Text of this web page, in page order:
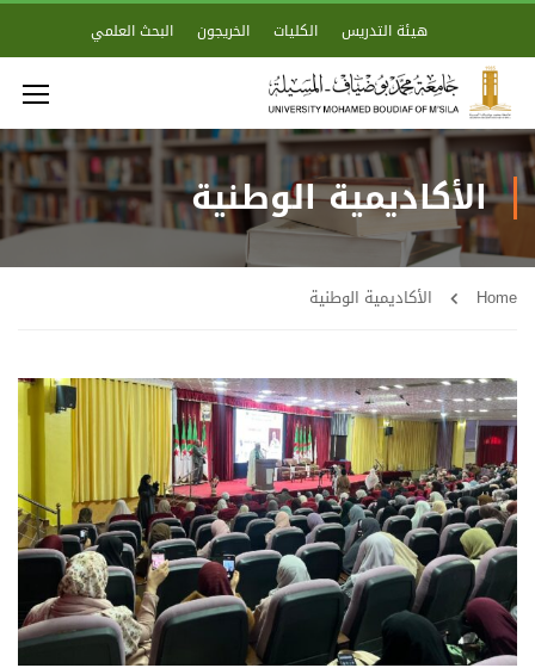
هيئة التدريس الكليات الخريجون البحث العلمي
الأكاديمية الوطنية
Home الأكاديمية الوطنية